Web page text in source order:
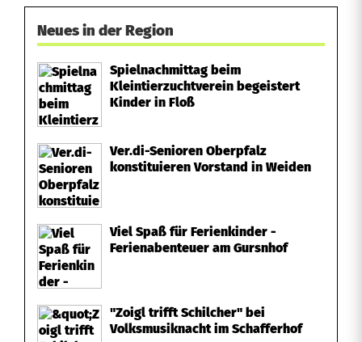
Neues in der Region
Spielnachmittag beim
Kleintierzuchtverein begeistert
Kinder in Floß
Ver.di-Senioren Oberpfalz
konstituieren Vorstand in Weiden
Viel Spaß für Ferienkinder -
Ferienabenteuer am Gursnhof
"Zoigl trifft Schilcher" bei
Volksmusiknacht im Schafferhof